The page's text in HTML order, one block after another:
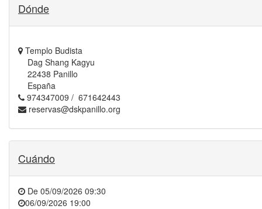
Dónde
Templo Budista
Dag Shang Kagyu
22438 Panillo
España
974347009 / 671642443
reservas@dskpanillo.org
Cuándo
De 05/09/2026 09:30
06/09/2026 19:00